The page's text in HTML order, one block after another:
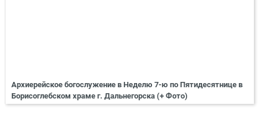
Архиерейское богослужение в Неделю 7-ю по Пятидесятнице в
Борисоглебском храме г. Дальнегорска (+ Фото)